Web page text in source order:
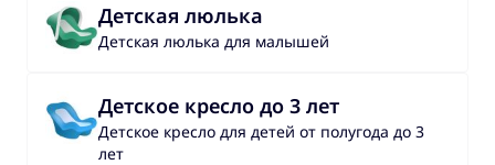
Детская люлька
Детская люлька для малышей
Детское кресло до 3 лет
Детское кресло для детей от полугода до 3
лет